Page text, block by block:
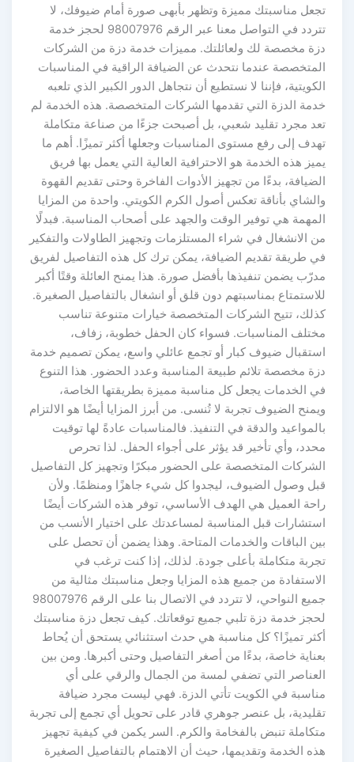
تجعل مناسبتك مميزة وتظهر بأبهى صورة أمام ضيوفك، لا
تتردد في التواصل معنا عبر الرقم 98007976 لحجز خدمة
دزة مخصصة لك ولعائلتك. مميزات خدمة دزة من الشركات
المتخصصة عندما نتحدث عن الضيافة الراقية في المناسبات
الكويتية، فإننا لا نستطيع أن نتجاهل الدور الكبير الذي تلعبه
خدمة الدزة التي تقدمها الشركات المتخصصة. هذه الخدمة لم
تعد مجرد تقليد شعبي، بل أصبحت جزءًا من صناعة متكاملة
تهدف إلى رفع مستوى المناسبات وجعلها أكثر تميزًا. أهم ما
يميز هذه الخدمة هو الاحترافية العالية التي يعمل بها فريق
الضيافة، بدءًا من تجهيز الأدوات الفاخرة وحتى تقديم القهوة
والشاي بأناقة تعكس أصول الكرم الكويتي. واحدة من المزايا
المهمة هي توفير الوقت والجهد على أصحاب المناسبة. فبدلًا
من الانشغال في شراء المستلزمات وتجهيز الطاولات والتفكير
في طريقة تقديم الضيافة، يمكن ترك كل هذه التفاصيل لفريق
مدرّب يضمن تنفيذها بأفضل صورة. هذا يمنح العائلة وقتًا أكبر
للاستمتاع بمناسبتهم دون قلق أو انشغال بالتفاصيل الصغيرة.
كذلك، تتيح الشركات المتخصصة خيارات متنوعة تناسب
مختلف المناسبات. فسواء كان الحفل خطوبة، زفاف،
استقبال ضيوف كبار أو تجمع عائلي واسع، يمكن تصميم خدمة
دزة مخصصة تلائم طبيعة المناسبة وعدد الحضور. هذا التنوع
في الخدمات يجعل كل مناسبة مميزة بطريقتها الخاصة،
ويمنح الضيوف تجربة لا تُنسى. من أبرز المزايا أيضًا هو الالتزام
بالمواعيد والدقة في التنفيذ. فالمناسبات عادةً لها توقيت
محدد، وأي تأخير قد يؤثر على أجواء الحفل. لذا تحرص
الشركات المتخصصة على الحضور مبكرًا وتجهيز كل التفاصيل
قبل وصول الضيوف، ليجدوا كل شيء جاهزًا ومنظمًا. ولأن
راحة العميل هي الهدف الأساسي، توفر هذه الشركات أيضًا
استشارات قبل المناسبة لمساعدتك على اختيار الأنسب من
بين الباقات والخدمات المتاحة. وهذا يضمن أن تحصل على
تجربة متكاملة بأعلى جودة. لذلك، إذا كنت ترغب في
الاستفادة من جميع هذه المزايا وجعل مناسبتك مثالية من
جميع النواحي، لا تتردد في الاتصال بنا على الرقم 98007976
لحجز خدمة دزة تلبي جميع توقعاتك. كيف تجعل دزة مناسبتك
أكثر تميزًا؟ كل مناسبة هي حدث استثنائي يستحق أن يُحاط
بعناية خاصة، بدءًا من أصغر التفاصيل وحتى أكبرها. ومن بين
العناصر التي تضفي لمسة من الجمال والرقي على أي
مناسبة في الكويت تأتي الدزة. فهي ليست مجرد ضيافة
تقليدية، بل عنصر جوهري قادر على تحويل أي تجمع إلى تجربة
متكاملة تنبض بالفخامة والكرم. السر يكمن في كيفية تجهيز
هذه الخدمة وتقديمها، حيث أن الاهتمام بالتفاصيل الصغيرة